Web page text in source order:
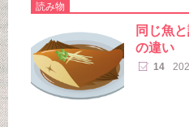
読み物
同じ魚
の違い
14